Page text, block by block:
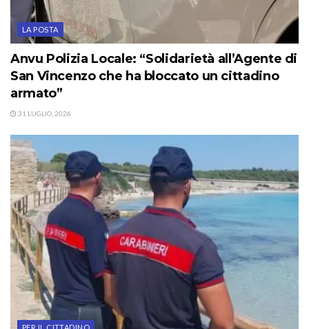
LA POSTA
Anvu Polizia Locale: “Solidarietà all’Agente di
San Vincenzo che ha bloccato un cittadino
armato”
31 LUGLIO, 2026
PER IL CITTADINO